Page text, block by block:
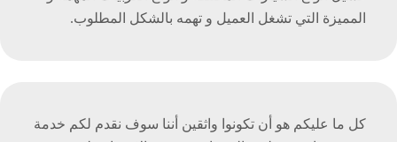
المميزة التي تشغل العميل و تهمه بالشكل المطلوب.
كل ما عليكم هو أن تكونوا واثقين أننا سوف نقدم لكم خدمة